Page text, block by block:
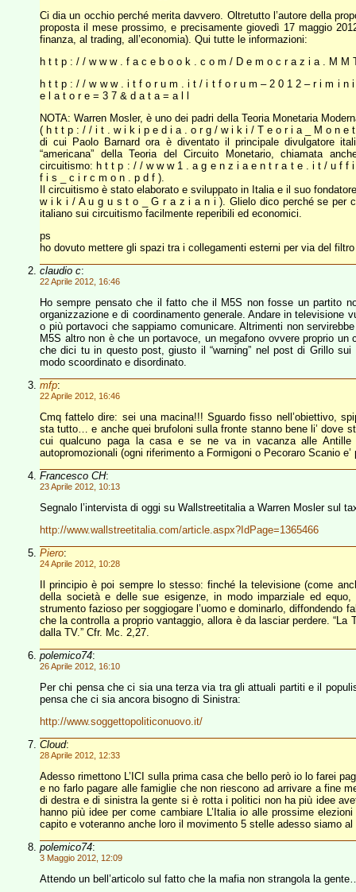
Ci dia un occhio perché merita davvero. Oltretutto l’autore della
proposta il mese prossimo, e precisamente giovedì 17 maggio
finanza, al trading, all’economia). Qui tutte le informazioni:
h t t p : / / w w w . f a c e b o o k . c o m / D e m o c r a z i a . M
h t t p : / / w w w . i t f o r u m . i t / i t f o r u m – 2 0 1 2 – r i m i
e l a t o r e = 3 7 & d a t a = a l l
NOTA: Warren Mosler, è uno dei padri della Teoria Monetaria
( h t t p : / / i t . w i k i p e d i a . o r g / w i k i / T e o r i a _ M o n e
di cui Paolo Barnard ora è diventato il principale divulgatore
“americana” della Teoria del Circuito Monetario, chiamata
circuitismo: h t t p : / / w w w 1 . a g e n z i a e n t r a t e . i t / u f
f i s _ c i r c m o n . p d f ).
Il circuitismo è stato elaborato e sviluppato in Italia e il suo
w i k i / A u g u s t o _ G r a z i a n i ). Glielo dico perché se per
italiano sui circuitismo facilmente reperibili ed economici.
ps
ho dovuto mettere gli spazi tra i collegamenti esterni per via del filtro
claudio c:
22 Aprile 2012, 16:46
Ho sempre pensato che il fatto che il M5S non fosse un partito
organizzazione e di coordinamento generale. Andare in televisione
o più portavoci che sappiamo comunicare. Altrimenti non
M5S altro non è che un portavoce, un megafono ovvere proprio
che dici tu in questo post, giusto il “warning” nel post di Grillo
modo scoordinato e disordinato.
mfp:
22 Aprile 2012, 16:46
Cmq fattelo dire: sei una macina!!! Sguardo fisso nell’obiettivo,
sta tutto… e anche quei brufoloni sulla fronte stanno bene li’ dove
cui qualcuno paga la casa e se ne va in vacanza alle Antille
autopromozionali (ogni riferimento a Formigoni o Pecoraro Scanio
Francesco CH:
23 Aprile 2012, 10:13
Segnalo l’intervista di oggi su Wallstreetitalia a Warren Mosler sul
http://www.wallstreetitalia.com/article.aspx?IdPage=1365466
Piero:
24 Aprile 2012, 10:28
Il principio è poi sempre lo stesso: finché la televisione (come
della società e delle sue esigenze, in modo imparziale ed
strumento fazioso per soggiogare l’uomo e dominarlo, diffondendo
che la controlla a proprio vantaggio, allora è da lasciar perdere. “La
dalla TV.” Cfr. Mc. 2,27.
polemico74:
26 Aprile 2012, 16:10
Per chi pensa che ci sia una terza via tra gli attuali partiti e il
pensa che ci sia ancora bisogno di Sinistra:
http://www.soggettopoliticonuovo.it/
Cloud:
28 Aprile 2012, 12:33
Adesso rimettono L’ICI sulla prima casa che bello però io lo farei
e no farlo pagare alle famiglie che non riescono ad arrivare a fine
di destra e di sinistra la gente si è rotta i politici non ha più idee
hanno più idee per come cambiare L’Italia io alle prossime
capito e voteranno anche loro il movimento 5 stelle adesso siamo al
polemico74:
3 Maggio 2012, 12:09
Attendo un bell’articolo sul fatto che la mafia non strangola la